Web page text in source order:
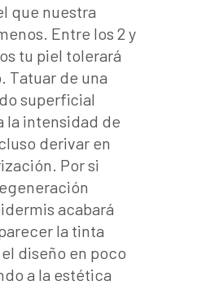
que nuestra
Entre los 2 y
tu piel tolerará
Tatuar de una
superficial
la intensidad de
derivar en
Por si
acabará
la tinta
diseño en poco
a la estética